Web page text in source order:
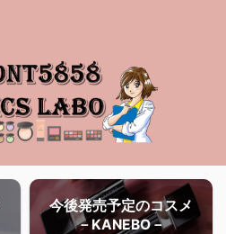
今後発売予定のコスメ
－KANEBO－